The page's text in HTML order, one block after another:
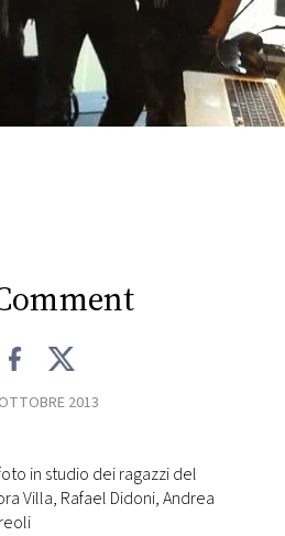
2013
in studio dei ragazzi del
Villa, Rafael Didoni, Andrea